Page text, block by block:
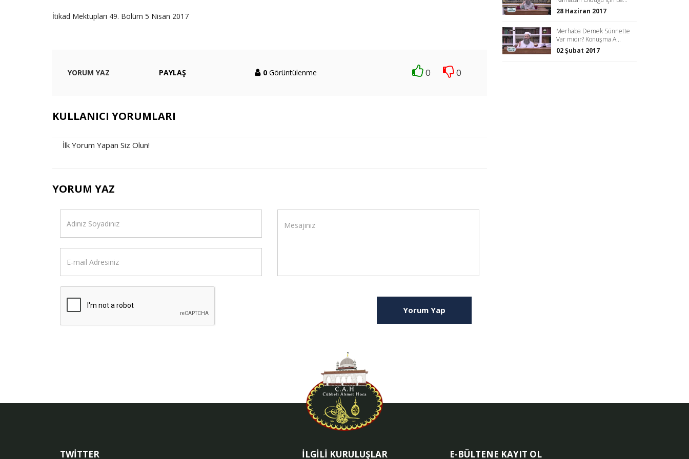
İtikad Mektupları 49. Bölüm 5 Nisan 2017
YORUM YAZ PAYLAŞ 0 Görüntülenme 0 0
KULLANICI YORUMLARI
İlk Yorum Yapan Siz Olun!
YORUM YAZ
Yorum Yap
28 Haziran 2017
Merhaba Demek Sünnette
Var mıdır? Konuşma A...
02 Şubat 2017
TWİTTER İLGİLİ KURULUŞLAR E-BÜLTENE KAYIT OL